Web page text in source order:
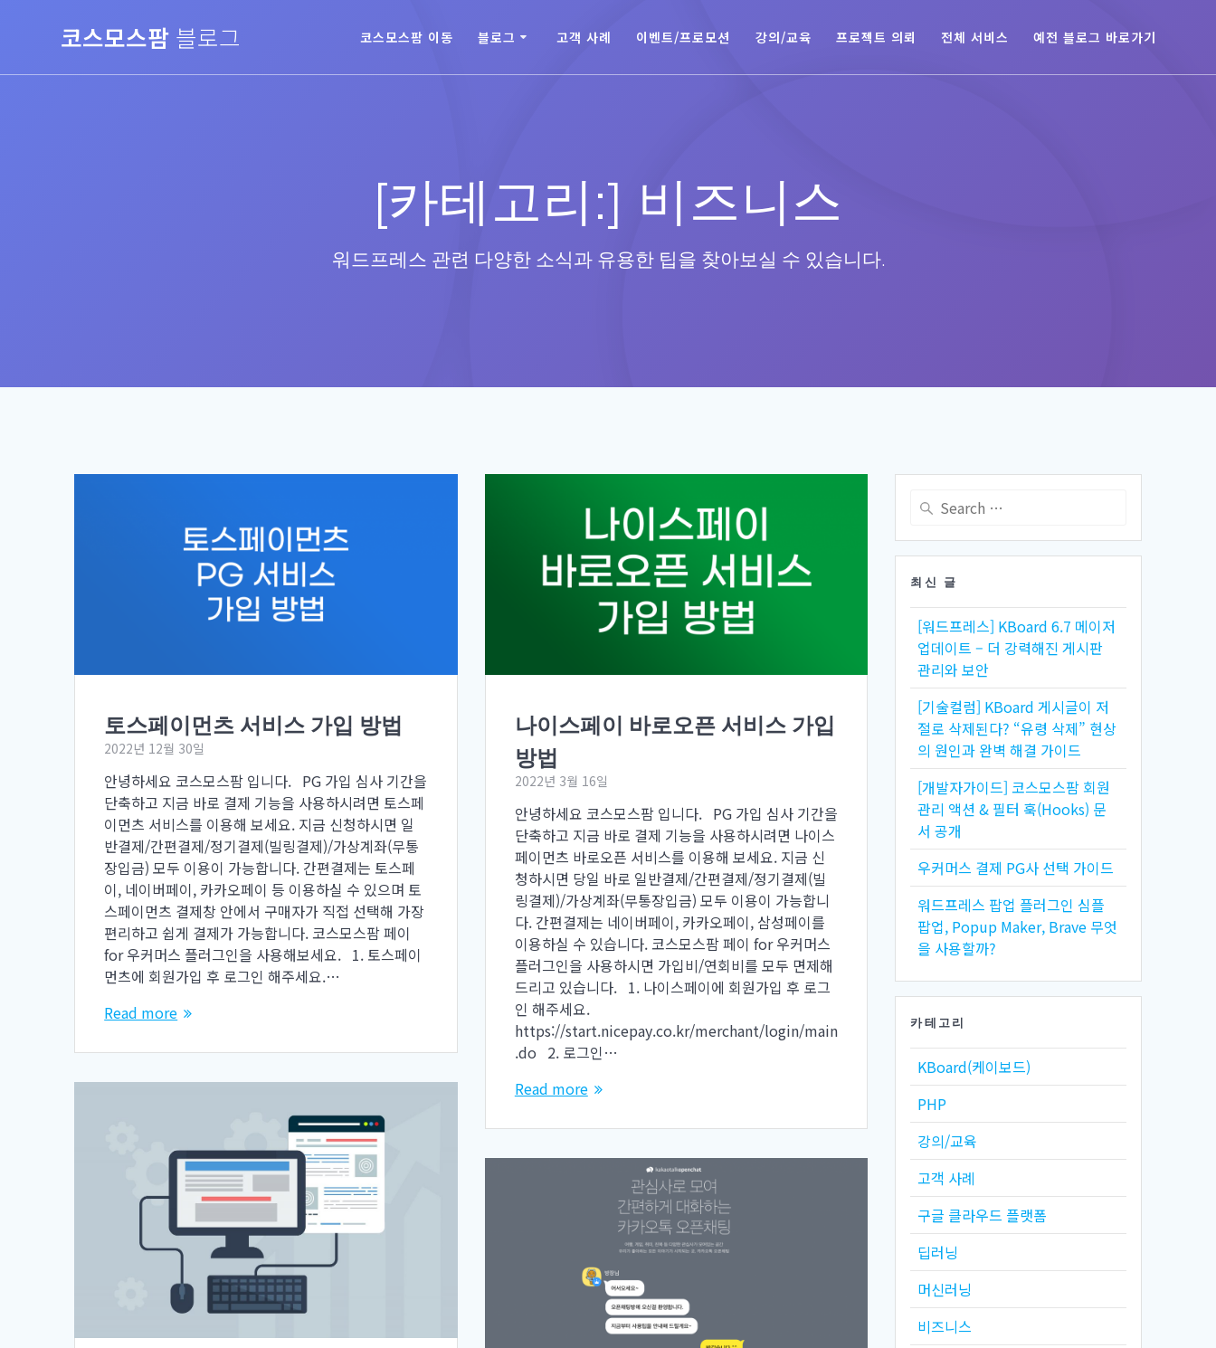
코스모스팜 블로그 코스모스팜 이동 블로그 고객 사례 이벤트/프로모션 강의/교육 프로젝트 의뢰 전체 서비스 예전 블로그 바로가기
[카테고리:] 비즈니스
워드프레스 관련 다양한 소식과 유용한 팁을 찾아보실 수 있습니다.
토스페이먼츠 서비스 가입 방법
2022년 12월 30일
안녕하세요 코스모스팜 입니다. PG 가입 심사 기간을
단축하고 지금 바로 결제 기능을 사용하시려면 토스페
이먼츠 서비스를 이용해 보세요. 지금 신청하시면 일
반결제/간편결제/정기결제(빌링결제)/가상계좌(무통
장입금) 모두 이용이 가능합니다. 간편결제는 토스페
이, 네이버페이, 카카오페이 등 이용하실 수 있으며 토
스페이먼츠 결제창 안에서 구매자가 직접 선택해 가장
편리하고 쉽게 결제가 가능합니다. 코스모스팜 페이
for 우커머스 플러그인을 사용해보세요. 1. 토스페이
먼츠에 회원가입 후 로그인 해주세요.…
Read more
나이스페이 바로오픈 서비스 가입
방법
2022년 3월 16일
안녕하세요 코스모스팜 입니다. PG 가입 심사 기간을
단축하고 지금 바로 결제 기능을 사용하시려면 나이스
페이먼츠 바로오픈 서비스를 이용해 보세요. 지금 신
청하시면 당일 바로 일반결제/간편결제/정기결제(빌
링결제)/가상계좌(무통장입금) 모두 이용이 가능합니
다. 간편결제는 네이버페이, 카카오페이, 삼성페이를
이용하실 수 있습니다. 코스모스팜 페이 for 우커머스
플러그인을 사용하시면 가입비/연회비를 모두 면제해
드리고 있습니다. 1. 나이스페이에 회원가입 후 로그
인 해주세요.
https://start.nicepay.co.kr/merchant/login/main
.do 2. 로그인…
Read more
Search
for:
최신 글
[워드프레스] KBoard 6.7 메이저
업데이트 – 더 강력해진 게시판
관리와 보안
[기술컬럼] KBoard 게시글이 저
절로 삭제된다? “유령 삭제” 현상
의 원인과 완벽 해결 가이드
[개발자가이드] 코스모스팜 회원
관리 액션 & 필터 훅(Hooks) 문
서 공개
우커머스 결제 PG사 선택 가이드
워드프레스 팝업 플러그인 심플
팝업, Popup Maker, Brave 무엇
을 사용할까?
카테고리
KBoard(케이보드)
PHP
강의/교육
고객 사례
구글 클라우드 플랫폼
딥러닝
머신러닝
비즈니스